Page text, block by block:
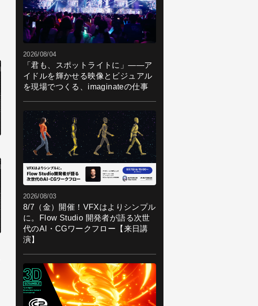
2026/08/04
「君も、スポットライトに」――ア
イドルを輝かせる映像とビジュアル
を現場でつくる、imaginateの仕事
2026/08/03
8/7（金）開催！VFXはよりシンプル
に。Flow Studio 開発者が語る次世
代のAI・CGワークフロー【来日講
演】